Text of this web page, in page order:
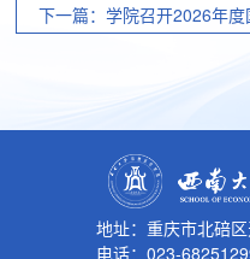
下一篇：学院召开2026年
地址：重庆市北碚
电话：023-